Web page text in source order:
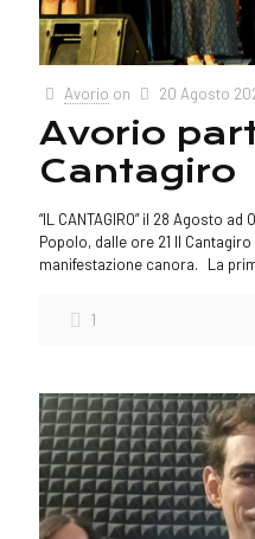
Avorio on 20 Agosto
Avorio
Cantagiro
“IL CANTAGIRO” il 28 Agosto
Popolo, dalle ore 21 Il
manifestazione canora. La
1